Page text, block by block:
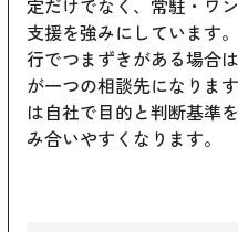
定だけでなく、常駐・ワ
支援を強みにしています
行でつまずきがある場合は
が一つの相談先になりま
は自社で目的と判断基準
み合いやすくなります。